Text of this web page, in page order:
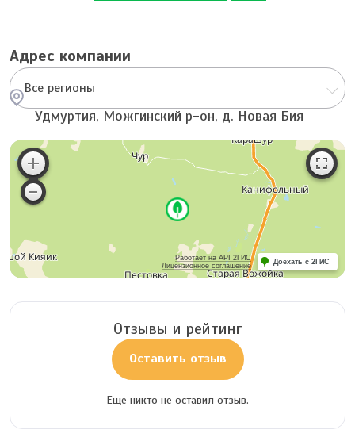
Адрес компании
Все регионы
Удмуртия, Можгинский р-он, д. Новая Бия
Работает на API 2ГИС
Лицензионное соглашение
Доехать с 2ГИС
Отзывы и рейтинг
Оставить отзыв
Ещё никто не оставил отзыв.